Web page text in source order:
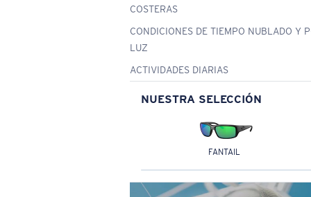
COSTERAS
CONDICIONES DE TIEMPO NUBLADO Y
LUZ
ACTIVIDADES DIARIAS
NUESTRA SELECCIÓN
FANTAIL